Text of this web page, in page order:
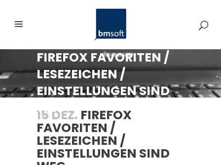
FIREFOX FAVORITEN /
LESEZEICHEN /
EINSTELLUNGEN SIND
WEG
15 DEZ. FIREFOX
FAVORITEN /
LESEZEICHEN /
EINSTELLUNGEN SIND